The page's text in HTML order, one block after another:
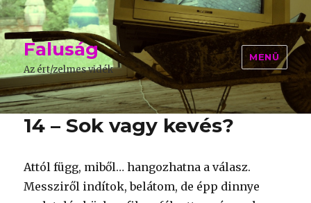
Faluság
Az ért/zelmes vidék
MENÜ
14 – Sok vagy kevés?
Attól függ, miből… hangozhatna a válasz.
Messziről indítok, belátom, de épp dinnye